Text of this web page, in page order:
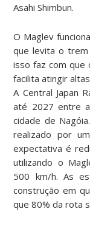
Asahi Shimbun.
O Maglev
que levita o
isso faz com que
facilita atingir
A Central Japan
até 2027 entre a
cidade de
realizado por
expectativa é
utilizando o
500 km/h. As
construção em
que 80% da rota